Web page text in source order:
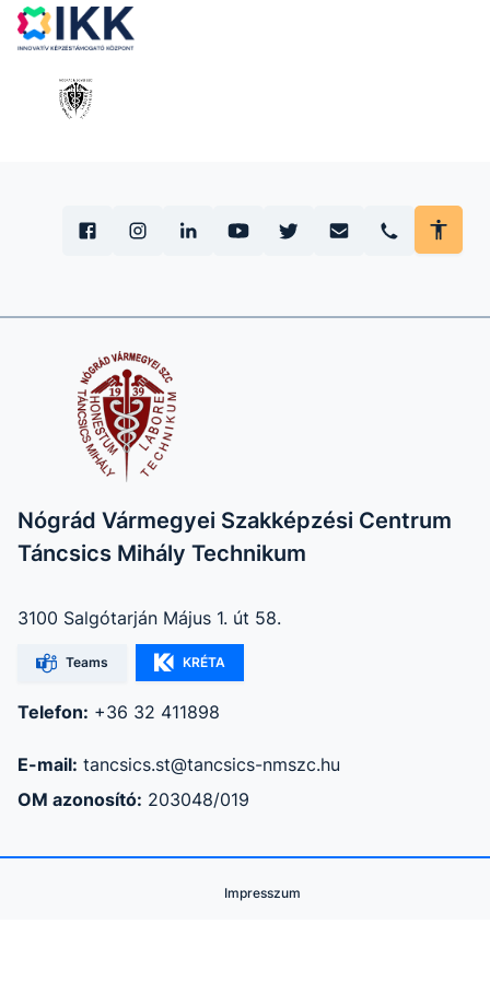
Nógrád Vármegyei Szakképzési Centrum
Táncsics Mihály Technikum
3100 Salgótarján Május 1. út 58.
Teams KRÉTA
Telefon: +36 32 411898
E-mail: tancsics.st@tancsics-nmszc.hu
OM azonosító: 203048/019
Impresszum